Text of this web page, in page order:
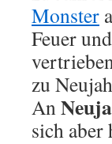
Monster
Feuer
zu
An
sich aber